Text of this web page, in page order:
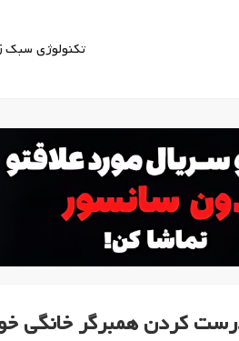
تکنولوژی سبک
کردن همبرگر خانگی